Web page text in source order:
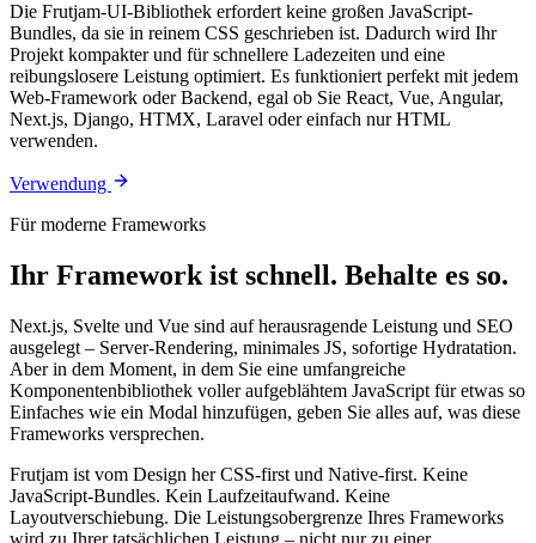
Die Frutjam-UI-Bibliothek erfordert keine großen JavaScript-
Bundles, da sie in reinem CSS geschrieben ist. Dadurch wird Ihr
Projekt kompakter und für schnellere Ladezeiten und eine
reibungslosere Leistung optimiert. Es funktioniert perfekt mit jedem
Web-Framework oder Backend, egal ob Sie React, Vue, Angular,
Next.js, Django, HTMX, Laravel oder einfach nur HTML
verwenden.
Verwendung
Für moderne Frameworks
Ihr Framework ist schnell. Behalte es so.
Next.js, Svelte und Vue sind auf herausragende Leistung und SEO
ausgelegt – Server-Rendering, minimales JS, sofortige Hydratation.
Aber in dem Moment, in dem Sie eine umfangreiche
Komponentenbibliothek voller aufgeblähtem JavaScript für etwas so
Einfaches wie ein Modal hinzufügen, geben Sie alles auf, was diese
Frameworks versprechen.
Frutjam ist vom Design her CSS-first und Native-first. Keine
JavaScript-Bundles. Kein Laufzeitaufwand. Keine
Layoutverschiebung. Die Leistungsobergrenze Ihres Frameworks
wird zu Ihrer tatsächlichen Leistung – nicht nur zu einer